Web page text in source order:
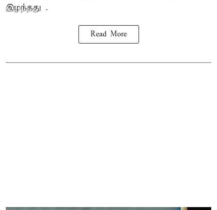
இழந்தது .
Read More